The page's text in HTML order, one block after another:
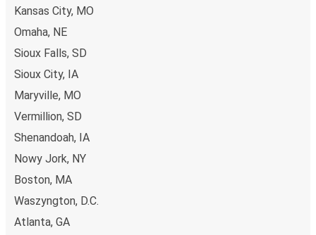
Kansas City, MO
Omaha, NE
Sioux Falls, SD
Sioux City, IA
Maryville, MO
Vermillion, SD
Shenandoah, IA
Nowy Jork, NY
Boston, MA
Waszyngton, D.C.
Atlanta, GA